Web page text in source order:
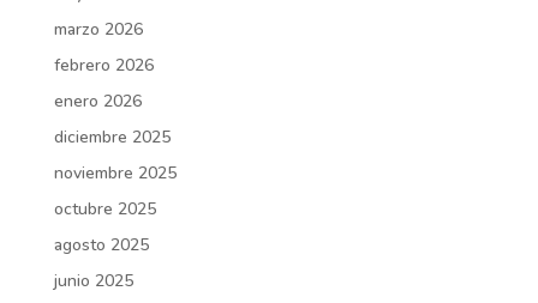
marzo 2026
febrero 2026
enero 2026
diciembre 2025
noviembre 2025
octubre 2025
agosto 2025
junio 2025